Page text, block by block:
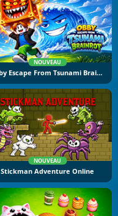
NOUVEAU
Obby Escape From Tsunami Brainrot
NOUVEAU
Stickman Adventure Online